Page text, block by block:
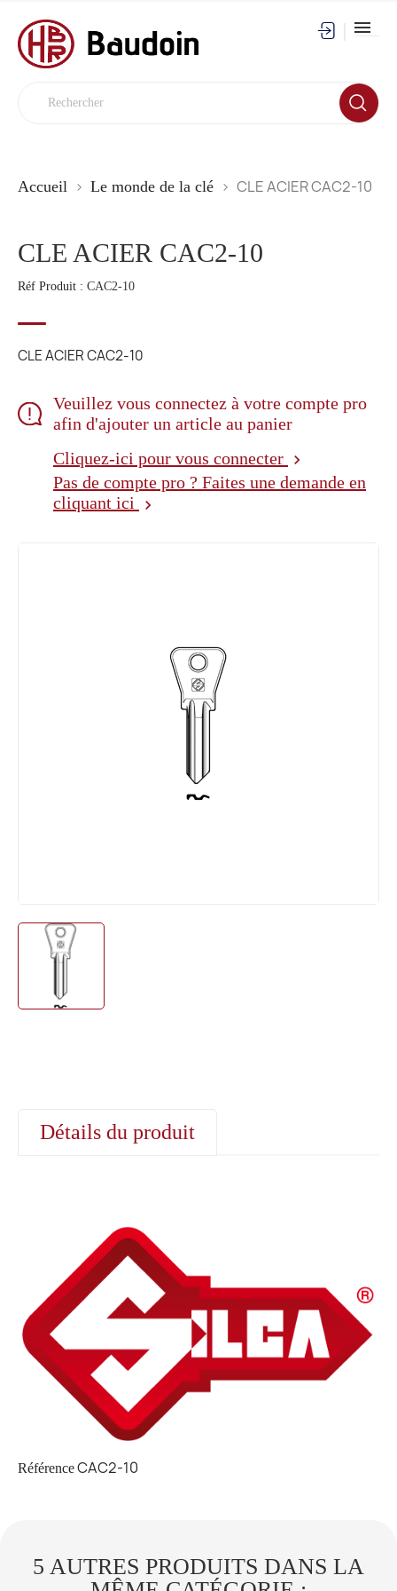
Accueil Le monde de la clé CLE ACIER CAC2-10
CLE ACIER CAC2-10
Réf Produit : CAC2-10
CLE ACIER CAC2-10
Veuillez vous connectez à votre compte pro
afin d'ajouter un article au panier
Cliquez-ici pour vous connecter chevron_right
Pas de compte pro ? Faites une demande en
cliquant ici
chevron_right
Détails du produit
RéférenceCAC2-10
5 AUTRES PRODUITS DANS LA